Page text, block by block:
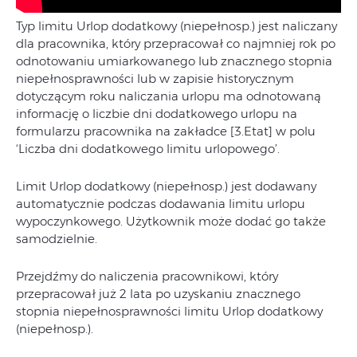
Typ limitu Urlop dodatkowy (niepełnosp.) jest naliczany
dla pracownika, który przepracował co najmniej rok po
odnotowaniu umiarkowanego lub znacznego stopnia
niepełnosprawności lub w zapisie historycznym
dotyczącym roku naliczania urlopu ma odnotowaną
informację o liczbie dni dodatkowego urlopu na
formularzu pracownika na zakładce [3.Etat] w polu
‘Liczba dni dodatkowego limitu urlopowego’.
Limit Urlop dodatkowy (niepełnosp.) jest dodawany
automatycznie podczas dodawania limitu urlopu
wypoczynkowego. Użytkownik może dodać go także
samodzielnie.
Przejdźmy do naliczenia pracownikowi, który
przepracował już 2 lata po uzyskaniu znacznego
stopnia niepełnosprawności limitu Urlop dodatkowy
(niepełnosp.).